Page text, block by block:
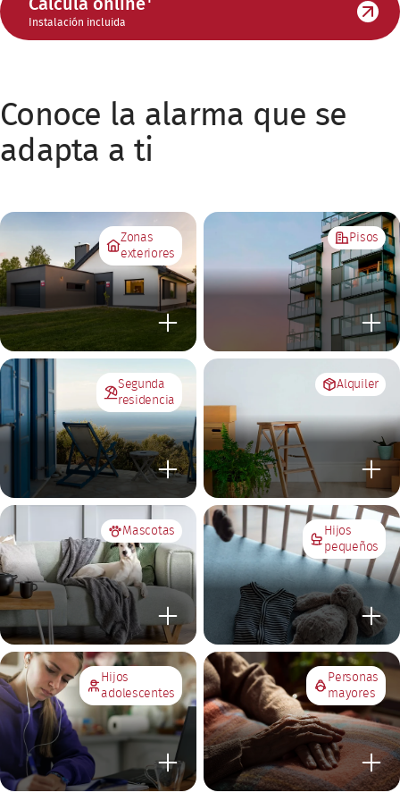
Calcula online
Instalación incluida
Conoce la alarma que se
adapta a ti
Zonas
exteriores
Pisos
Segunda
residencia
Alquiler
Mascotas
Hijos
pequeños
Hijos
adolescentes
Personas
mayores